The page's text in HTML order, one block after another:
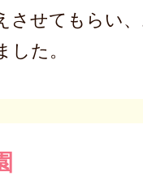
させてもらい
た。